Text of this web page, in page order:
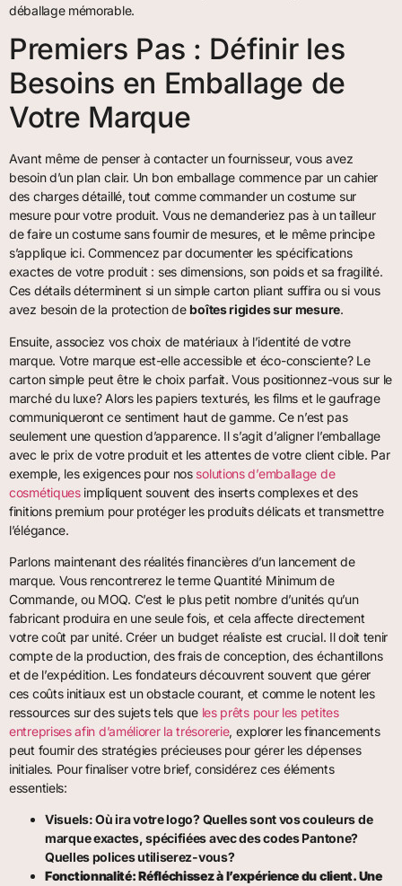
déballage mémorable.
Premiers Pas : Définir les
Besoins en Emballage de
Votre Marque
Avant même de penser à contacter un fournisseur, vous avez
besoin d’un plan clair. Un bon emballage commence par un cahier
des charges détaillé, tout comme commander un costume sur
mesure pour votre produit. Vous ne demanderiez pas à un tailleur
de faire un costume sans fournir de mesures, et le même principe
s’applique ici. Commencez par documenter les spécifications
exactes de votre produit : ses dimensions, son poids et sa fragilité.
Ces détails déterminent si un simple carton pliant suffira ou si vous
avez besoin de la protection deboîtes rigides sur mesure.
Ensuite, associez vos choix de matériaux à l’identité de votre
marque. Votre marque est-elle accessible et éco-consciente? Le
carton simple peut être le choix parfait. Vous positionnez-vous sur le
marché du luxe? Alors les papiers texturés, les films et le gaufrage
communiqueront ce sentiment haut de gamme. Ce n’est pas
seulement une question d’apparence. Il s’agit d’aligner l’emballage
avec le prix de votre produit et les attentes de votre client cible. Par
exemple, les exigences pour nos solutions d’emballage de
cosmétiquesimpliquent souvent des inserts complexes et des
finitions premium pour protéger les produits délicats et transmettre
l’élégance.
Parlons maintenant des réalités financières d’un lancement de
marque. Vous rencontrerez le terme Quantité Minimum de
Commande, ou MOQ. C’est le plus petit nombre d’unités qu’un
fabricant produira en une seule fois, et cela affecte directement
votre coût par unité. Créer un budget réaliste est crucial. Il doit tenir
compte de la production, des frais de conception, des échantillons
et de l’expédition. Les fondateurs découvrent souvent que gérer
ces coûts initiaux est un obstacle courant, et comme le notent les
ressources sur des sujets tels que les prêts pour les petites
entreprises afin d’améliorer la trésorerie, explorer les financements
peut fournir des stratégies précieuses pour gérer les dépenses
initiales. Pour finaliser votre brief, considérez ces éléments
essentiels:
Visuels: Où ira votre logo? Quelles sont vos couleurs de
marque exactes, spécifiées avec des codes Pantone?
Quelles polices utiliserez-vous?
Fonctionnalité: Réfléchissez à l’expérience du client. Une